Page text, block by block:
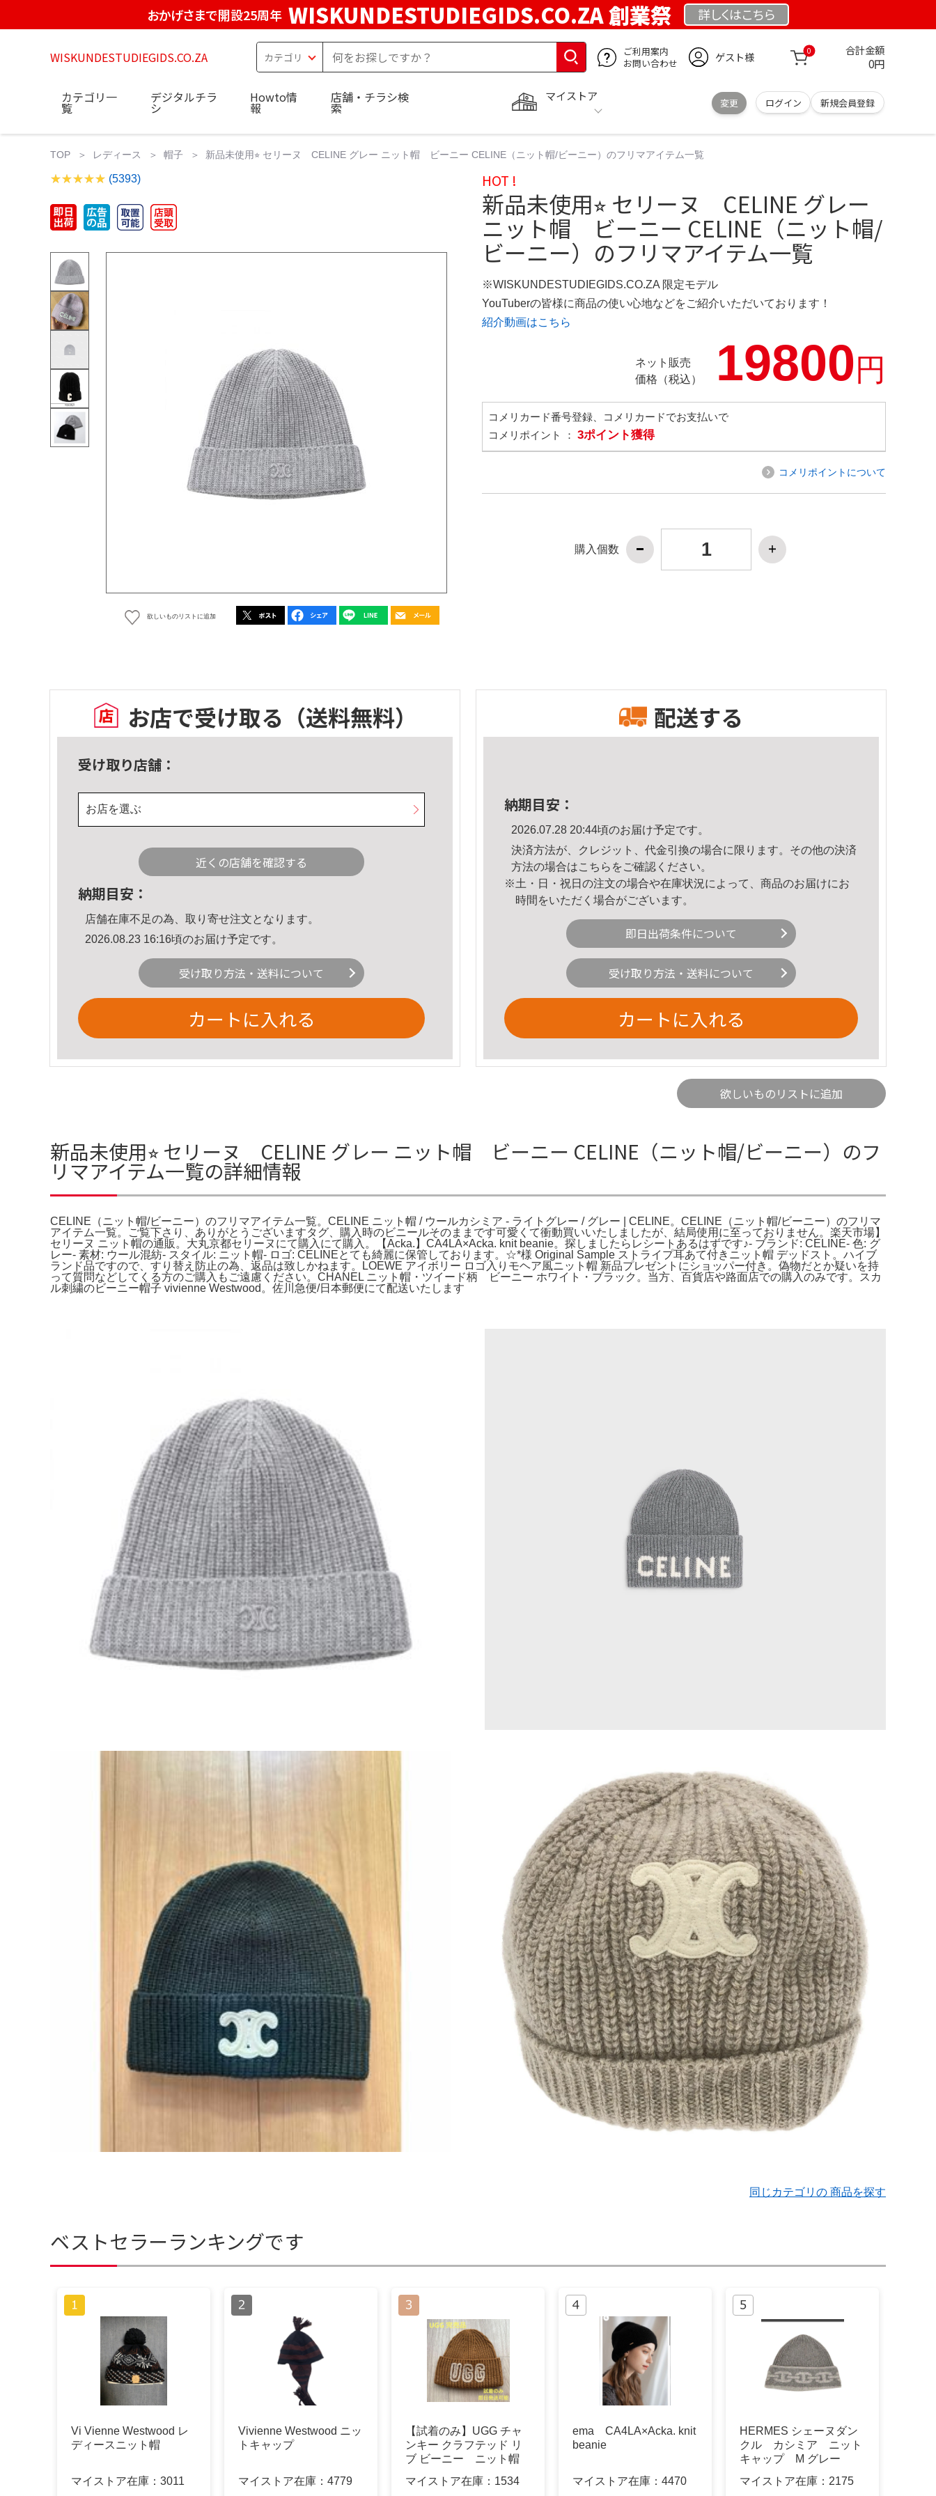
おかげさまで開設25周年 WISKUNDESTUDIEGIDS.CO.ZA 創業祭 詳しくはこちら
WISKUNDESTUDIEGIDS.CO.ZA
ご利用案内
お問い合わせ
ゲスト様 0 合計金額
0円
マイストア
変更 ログイン 新規会員登録
カテゴリ一
覧
デジタルチラ
シ
Howto情
報
店舗・チラシ検
索
TOP レディース 帽子 新品未使用⭐︎ セリーヌ CELINE グレー ニット帽 ビーニー CELINE（ニット帽/ビーニー）のフリマアイテム一覧
(5393)
欲しいものリストに追加
HOT !
新品未使用⭐︎ セリーヌ CELINE グレー
ニット帽 ビーニー CELINE（ニット帽/
ビーニー）のフリマアイテム一覧
※WISKUNDESTUDIEGIDS.CO.ZA 限定モデル
YouTuberの皆様に商品の使い心地などをご紹介いただいております！
紹介動画はこちら
ネット販売
価格（税込）
19800円
コメリカード番号登録、コメリカードでお支払いで
コメリポイント ： 3ポイント獲得
コメリポイントについて
購入個数
お店で受け取る （送料無料）
受け取り店舗：
お店を選ぶ
近くの店舗を確認する
納期目安：
店舗在庫不足の為、取り寄せ注文となります。
2026.08.23 16:16頃のお届け予定です。
受け取り方法・送料について
カートに入れる
配送する
納期目安：
2026.07.28 20:44頃のお届け予定です。
決済方法が、クレジット、代金引換の場合に限ります。その他の決済
方法の場合はこちら をご確認ください。
※土・日・祝日の注文の場合や在庫状況によって、商品のお届けにお
時間をいただく場合がございます。
即日出荷条件について
受け取り方法・送料について
カートに入れる
欲しいものリストに追加
新品未使用⭐︎ セリーヌ CELINE グレー ニット帽 ビーニー CELINE（ニット帽/ビーニー）のフ
リマアイテム一覧の詳細情報
CELINE（ニット帽/ビーニー）のフリマアイテム一覧。CELINE ニット帽 / ウールカシミア - ライトグレー / グレー | CELINE。CELINE（ニット帽/ビーニー）のフリマ
アイテム一覧。ご覧下さり、ありがとうございますタグ、購入時のビニールそのままです可愛くて衝動買いいたしましたが、結局使用に至っておりません。楽天市場】
セリーヌ ニット帽の通販。大丸京都セリーヌにて購入にて購入。【Acka.】CA4LA×Acka. knit beanie。探しましたらレシートあるはずです♪- ブランド: CELINE- 色: グ
レー- 素材: ウール混紡- スタイル: ニット帽- ロゴ: CELINEとても綺麗に保管しております。☆*様 Original Sample ストライプ耳あて付きニット帽 デッドスト。ハイブ
ランド品ですので、すり替え防止の為、返品は致しかねます。LOEWE アイボリー ロゴ入りモヘア風ニット帽 新品プレゼントにショッパー付き。偽物だとか疑いを持
って質問などしてくる方のご購入もご遠慮ください。CHANEL ニット帽・ツイード柄 ビーニー ホワイト・ブラック。当方、百貨店や路面店での購入のみです。スカ
ル刺繍のビーニー帽子 vivienne Westwood。佐川急便/日本郵便にて配送いたします
同じカテゴリの 商品を探す
ベストセラーランキングです
Vi Vienne Westwood レ
ディースニット帽
マイストア在庫： 3011
Vivienne Westwood ニッ
トキャップ
マイストア在庫： 4779
【試着のみ】UGG チャ
ンキー クラフテッド リ
ブ ビーニー ニット帽
マイストア在庫： 1534
ema CA4LA×Acka. knit
beanie
マイストア在庫： 4470
HERMES シェーヌダン
クル カシミア ニット
キャップ M グレー
マイストア在庫： 2175